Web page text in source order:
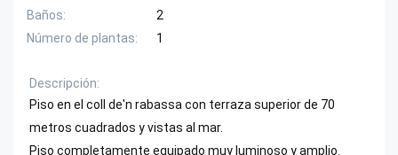
Baños
2
Número de plantas
1
Descripción
Piso en el coll de'n rabassa con terraza superior de 70
metros cuadrados y vistas al mar.
Piso completamente equipado muy luminoso y amplio.